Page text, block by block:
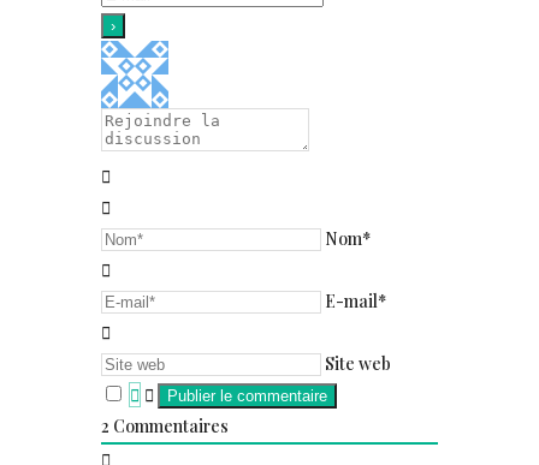
Nom*
E-mail*
Site web
2 Commentaires